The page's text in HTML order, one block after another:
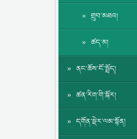
གྲུབ་མཐའ།
ཚད་མ།
ནང་ཆོས་ངོ་སྤྲོད།
ཚན་རིག་གི་སྐོར།
དགོན་སྡེར་ལམ་སྟོན།